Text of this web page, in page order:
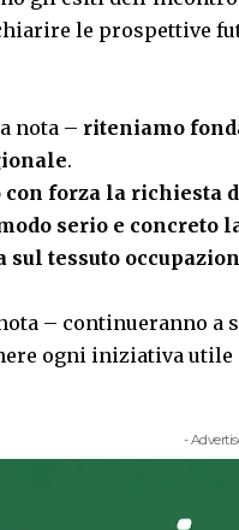
le prospettive
nota – riteniamo
.
forza la richiesta
serio e concreto
sul tessuto
– continueranno a
ogni iniziativa
-